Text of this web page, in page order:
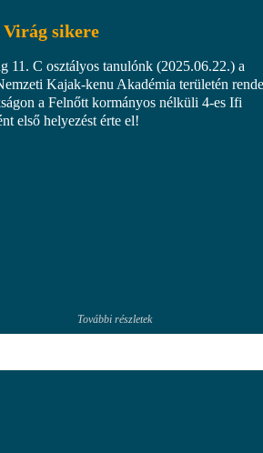
sikere
11. C osztályos tanulónk (2025.06.22.) a
Kajak-kenu Akadémia területén
a Felnőtt kormányos nélküli 4-es Ifi
első helyezést érte el!
További részletek